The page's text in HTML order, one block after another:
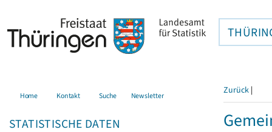
Home Kontakt Suche Newsletter
STATISTISCHE DATEN
Zurück |